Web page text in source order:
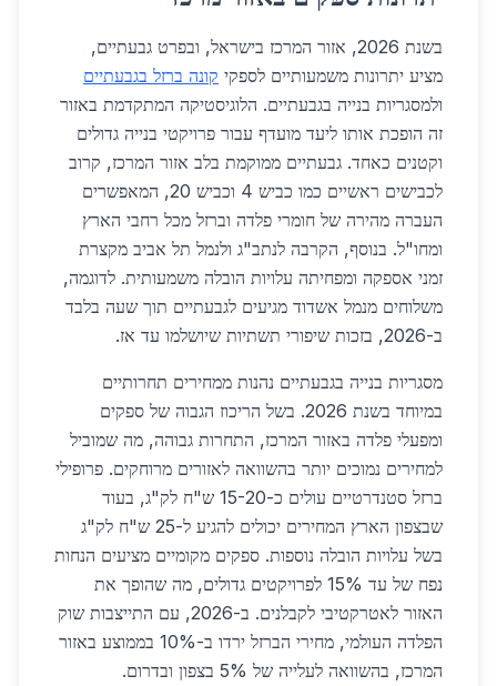
בשנת 2026, אזור המרכז בישראל, ובפרט גבעתיים,
מציע יתרונות משמעותיים לספקי קונה ברזל בגבעתיים
ולמסגריות בנייה בגבעתיים. הלוגיסטיקה המתקדמת באזור
זה הופכת אותו ליעד מועדף עבור פרויקטי בנייה גדולים
וקטנים כאחד. גבעתיים ממוקמת בלב אזור המרכז, קרוב
לכבישים ראשיים כמו כביש 4 וכביש 20, המאפשרים
העברה מהירה של חומרי פלדה וברזל מכל רחבי הארץ
ומחו"ל. בנוסף, הקרבה לנתב"ג ולנמל תל אביב מקצרת
זמני אספקה ומפחיתה עלויות הובלה משמעותית. לדוגמה,
משלוחים מנמל אשדוד מגיעים לגבעתיים תוך שעה בלבד
ב-2026, בזכות שיפורי תשתיות שיושלמו עד אז.
מסגריות בנייה בגבעתיים נהנות ממחירים תחרותיים
במיוחד בשנת 2026. בשל הריכוז הגבוה של ספקים
ומפעלי פלדה באזור המרכז, התחרות גבוהה, מה שמוביל
למחירים נמוכים יותר בהשוואה לאזורים מרוחקים. פרופילי
ברזל סטנדרטיים עולים כ-15-20 ש"ח לק"ג, בעוד
שבצפון הארץ המחירים יכולים להגיע ל-25 ש"ח לק"ג
בשל עלויות הובלה נוספות. ספקים מקומיים מציעים הנחות
נפח של עד 15% לפרויקטים גדולים, מה שהופך את
האזור לאטרקטיבי לקבלנים. ב-2026, עם התייצבות שוק
הפלדה העולמי, מחירי הברזל ירדו ב-10% בממוצע באזור
המרכז, בהשוואה לעלייה של 5% בצפון ובדרום.